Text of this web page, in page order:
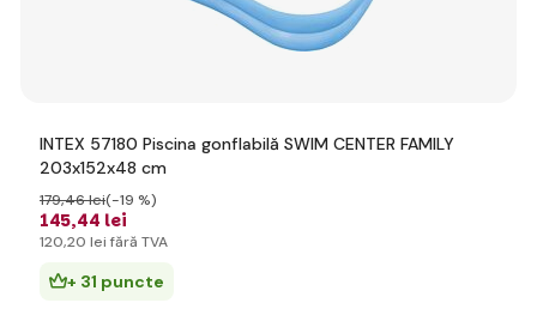
INTEX 57180 Piscina gonflabilă SWIM CENTER FAMILY
203x152x48 cm
145,44 lei
179,46 lei(-19 %)
120,20 lei fără TVA
+ 31 puncte